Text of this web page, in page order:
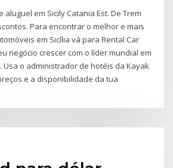
aluguel em Sicily Catania Est. De Trem
Para encontrar o melhor e mais
em Sicília vá para Rental Car
negócio crescer com o líder mundial em
Usa o administrador de hotéis da Kayak
e a disponibilidade da tua